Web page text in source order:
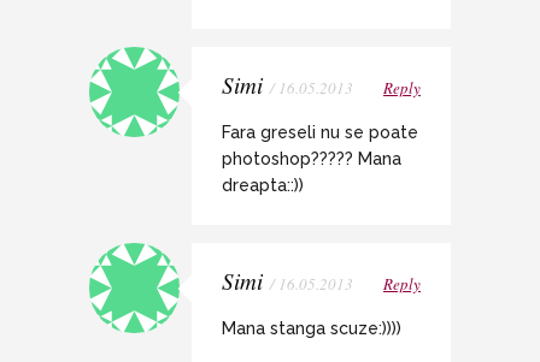
Simi / 16.05.2013 Reply
Fara greseli nu se poate
photoshop????? Mana
dreapta::))
Simi / 16.05.2013 Reply
Mana stanga scuze:))))